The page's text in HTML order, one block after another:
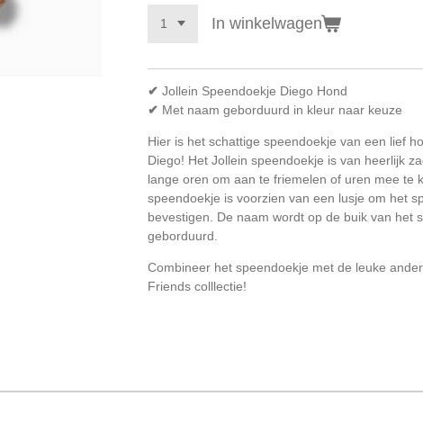
In winkelwagen
✔ Jollein Speendoekje Diego Hond
✔ Met naam geborduurd in kleur naar keuze
Hier is het schattige speendoekje van een lief
Diego! Het Jollein speendoekje is van heerlijk
lange oren om aan te friemelen of uren mee te
speendoekje is voorzien van een lusje om het
bevestigen. De naam wordt op de buik van het
geborduurd.
Combineer het speendoekje met de leuke
Friends colllectie!